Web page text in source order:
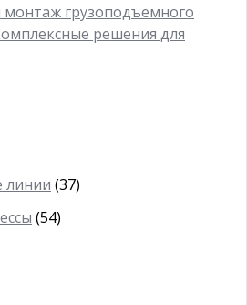
грузоподъемного
решения для
линии (37)
(54)